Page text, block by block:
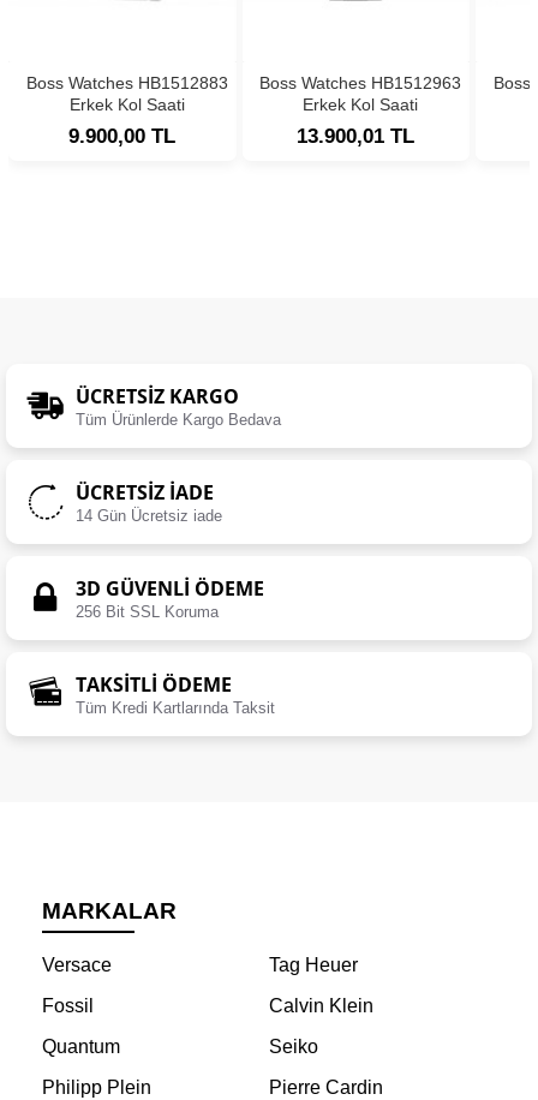
Boss Watches HB1512883
Erkek Kol Saati
9.900,00 TL
Boss Watches HB1512963
Erkek Kol Saati
13.900,01 TL
Boss
ÜCRETSIZ KARGO
Tüm Ürünlerde Kargo Bedava
ÜCRETSIZ İADE
14 Gün Ücretsiz iade
3D GÜVENLİ ÖDEME
256 Bit SSL Koruma
TAKSİTLİ ÖDEME
Tüm Kredi Kartlarında Taksit
MARKALAR
Versace
Tag Heuer
Fossil
Calvin Klein
Quantum
Seiko
Philipp Plein
Pierre Cardin